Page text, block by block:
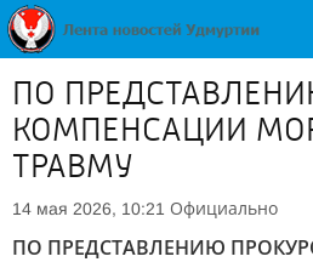
ПО
КОМПЕНСАЦИИ
ТРАВМУ
14 мая 2026, 10:21 Официально
ПО ПРЕДСТАВЛЕНИЮ